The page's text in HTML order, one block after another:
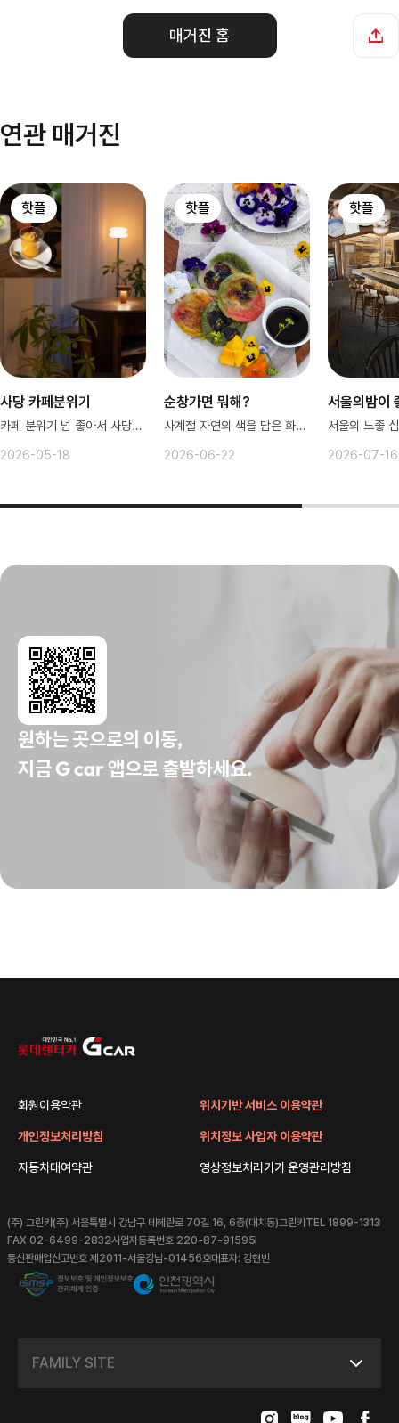
매거진 홈
연관 매거진
핫플
사당 카페분위기
카페 분위기 넘 좋아서 사당스러움..
2026-05-18
핫플
순창가면 뭐해?
사계절 자연의 색을 담은 화전만들기.
2026-06-22
핫플
서울의밤이
서울의 느좋
2026-07-16
원하는 곳으로의 이동,
지금 G car 앱으로 출발하세요.
회원이용약관
개인정보처리방침
자동차대여약관
위치기반 서비스 이용약관
위치정보 사업자 이용약관
영상정보처리기기 운영관리방침
(주) 그린카 (주) 서울특별시 강남구 테헤란로 70길 16, 6층(대치동)그린카 TEL 1899-1313
FAX 02-6499-2832사업자등록번호 220-87-91595
통신판매업신고번호 제2011-서울강남-01456호대표자: 강현빈